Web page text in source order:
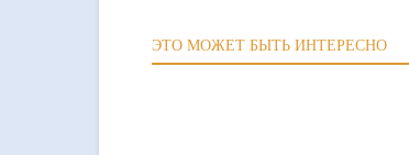
ЭТО МОЖЕТ БЫТЬ ИНТЕРЕСНО